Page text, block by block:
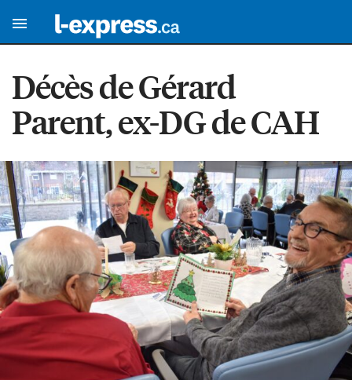
Décès de Gérard
Parent, ex-DG de CAH